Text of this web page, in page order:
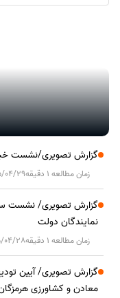
گزارش تصویری/نشست
زمان مطالعه 1 دقیقه 04/29
گزارش تصویری/ نشست
نمایندگان دولت
زمان مطالعه 1 دقیقه 04/28
گزارش تصویری/ آیین
معادن و کشاورزی